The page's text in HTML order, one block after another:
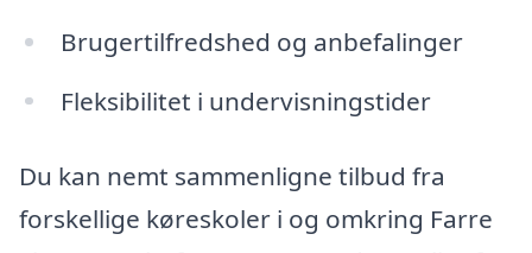
Brugertilfredshed og anbefalinger
Fleksibilitet i undervisningstider
Du kan nemt sammenligne tilbud fra
forskellige køreskoler i og omkring Farre